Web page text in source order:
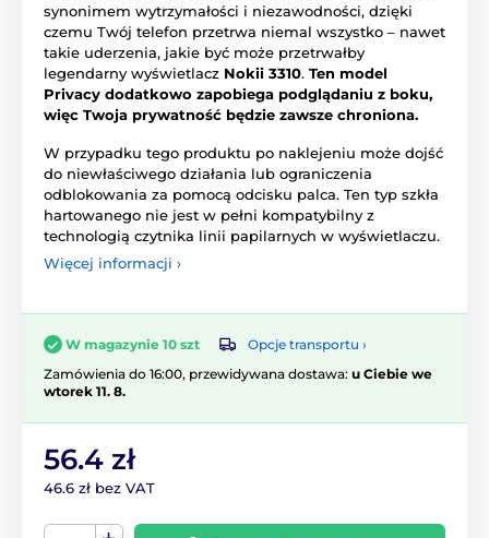
synonimem wytrzymałości i niezawodności, dzięki
czemu Twój telefon przetrwa niemal wszystko – nawet
takie uderzenia, jakie być może przetrwałby
legendarny wyświetlacz Nokii 3310. Ten model
Privacy dodatkowo zapobiega podglądaniu z boku,
więc Twoja prywatność będzie zawsze chroniona.
W przypadku tego produktu po naklejeniu może dojść
do niewłaściwego działania lub ograniczenia
odblokowania za pomocą odcisku palca. Ten typ szkła
hartowanego nie jest w pełni kompatybilny z
technologią czytnika linii papilarnych w wyświetlaczu.
Więcej informacji ›
W magazynie 10 szt
Opcje transportu ›
Zamówienia do 16:00, przewidywana dostawa: u Ciebie we
wtorek 11. 8.
56.4 zł
46.6 zł bez VAT